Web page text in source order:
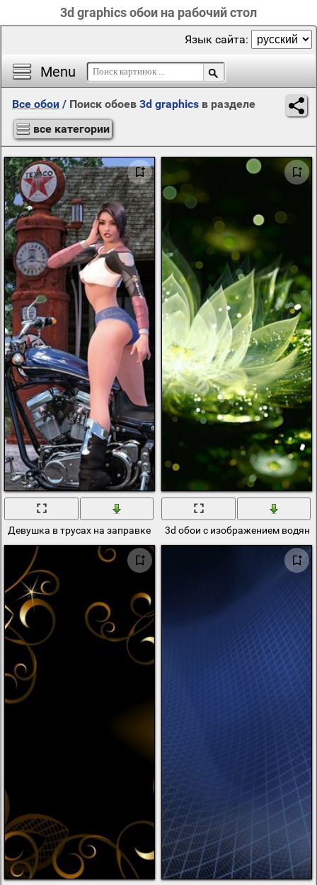
3d graphics обои на рабочий стол
Menu
Язык сайта:
Все обои / Поиск обоев 3d graphics в разделе
все категории
Девушка в трусах на заправке возле байка 3d3d обои с изображением